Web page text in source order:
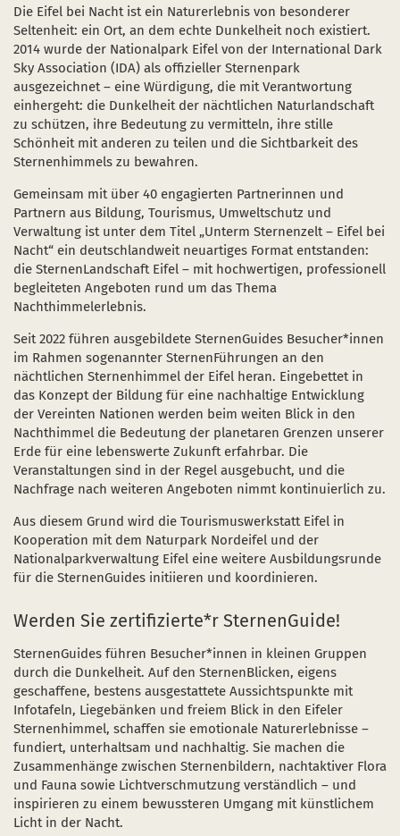
Schulen und Kitas
Projekt "Nationalpark-Kita"
neuen Fenster)
in einem neuen Fenster)
sich in einem neuen Fenster)
Die Eifel bei Nacht ist ein Naturerlebnis von besonderer
Seltenheit: ein Ort, an dem echte Dunkelheit noch existiert.
2014 wurde der Nationalpark Eifel von der International Dark
Sky Association (IDA) als offizieller Sternenpark
ausgezeichnet – eine Würdigung, die mit Verantwortung
einhergeht: die Dunkelheit der nächtlichen Naturlandschaft
zu schützen, ihre Bedeutung zu vermitteln, ihre stille
Schönheit mit anderen zu teilen und die Sichtbarkeit des
Sternenhimmels zu bewahren.
Gemeinsam mit über 40 engagierten Partnerinnen und
Partnern aus Bildung, Tourismus, Umweltschutz und
Verwaltung ist unter dem Titel „Unterm Sternenzelt – Eifel bei
Nacht“ ein deutschlandweit neuartiges Format entstanden:
die SternenLandschaft Eifel – mit hochwertigen, professionell
begleiteten Angeboten rund um das Thema
Nachthimmelerlebnis.
Seit 2022 führen ausgebildete SternenGuides Besucher*innen
im Rahmen sogenannter SternenFührungen an den
nächtlichen Sternenhimmel der Eifel heran. Eingebettet in
das Konzept der Bildung für eine nachhaltige Entwicklung
der Vereinten Nationen werden beim weiten Blick in den
Nachthimmel die Bedeutung der planetaren Grenzen unserer
Erde für eine lebenswerte Zukunft erfahrbar. Die
Veranstaltungen sind in der Regel ausgebucht, und die
Nachfrage nach weiteren Angeboten nimmt kontinuierlich zu.
Aus diesem Grund wird die Tourismuswerkstatt Eifel in
Kooperation mit dem Naturpark Nordeifel und der
Nationalparkverwaltung Eifel eine weitere Ausbildungsrunde
für die SternenGuides initiieren und koordinieren.
Werden Sie zertifizierte*r SternenGuide!
SternenGuides führen Besucher*innen in kleinen Gruppen
durch die Dunkelheit. Auf den SternenBlicken, eigens
geschaffene, bestens ausgestattete Aussichtspunkte mit
Infotafeln, Liegebänken und freiem Blick in den Eifeler
Sternenhimmel, schaffen sie emotionale Naturerlebnisse –
fundiert, unterhaltsam und nachhaltig. Sie machen die
Zusammenhänge zwischen Sternenbildern, nachtaktiver Flora
und Fauna sowie Lichtverschmutzung verständlich – und
inspirieren zu einem bewussteren Umgang mit künstlichem
Licht in der Nacht.